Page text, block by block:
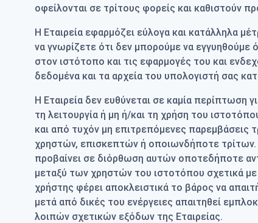
οφείλονται σε τρίτους φορείς και καθιστούν
Η Εταιρεία εφαρμόζει εύλογα και κατάλληλα
να γνωρίζετε ότι δεν μπορούμε να εγγυηθούμε
στον ιστότοπο και τις εφαρμογές του και
δεδομένα και τα αρχεία του υπολογιστή σας
Η Εταιρεία δεν ευθύνεται σε καμία περίπτωση
τη λειτουργία ή μη ή/και τη χρήση του
και από τυχόν μη επιτρεπόμενες παρεμβάσεις
χρηστών, επισκεπτών ή οποιωνδήποτε τρίτων.
προβαίνει σε διόρθωση αυτών οποτεδήποτε
μεταξύ των χρηστών του ιστοτόπου σχετικά
χρήστης φέρει αποκλειστικά το βάρος να
μετά από δικές του ενέργειες απαιτηθεί
λοιπών σχετικών εξόδων της Εταιρείας.